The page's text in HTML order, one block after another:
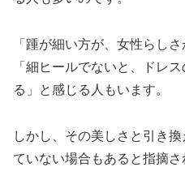
「踵が細い方が、女性らし
「細ヒールでないと、ドレ
る」と感じる人もいます。
しかし、その美しさと引き
ていない場合もあると指摘さ